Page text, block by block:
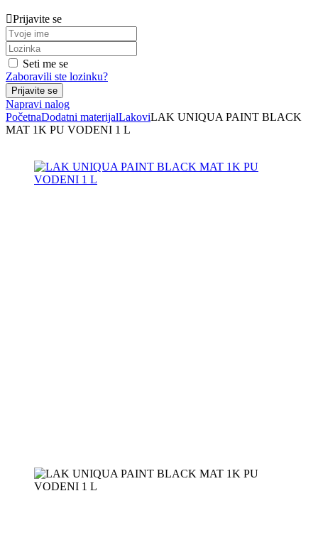
Prijavite se
Seti me se
Zaboravili ste lozinku?
Napravi nalog
PočetnaDodatni materijalLakoviLAK UNIQUA PAINT BLACK
MAT 1K PU VODENI 1 L